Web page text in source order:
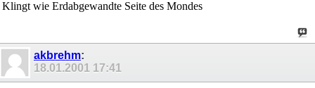
Klingt wie Erdabgewandte Seite des Mondes
akbrehm:
18.01.2001 17:41